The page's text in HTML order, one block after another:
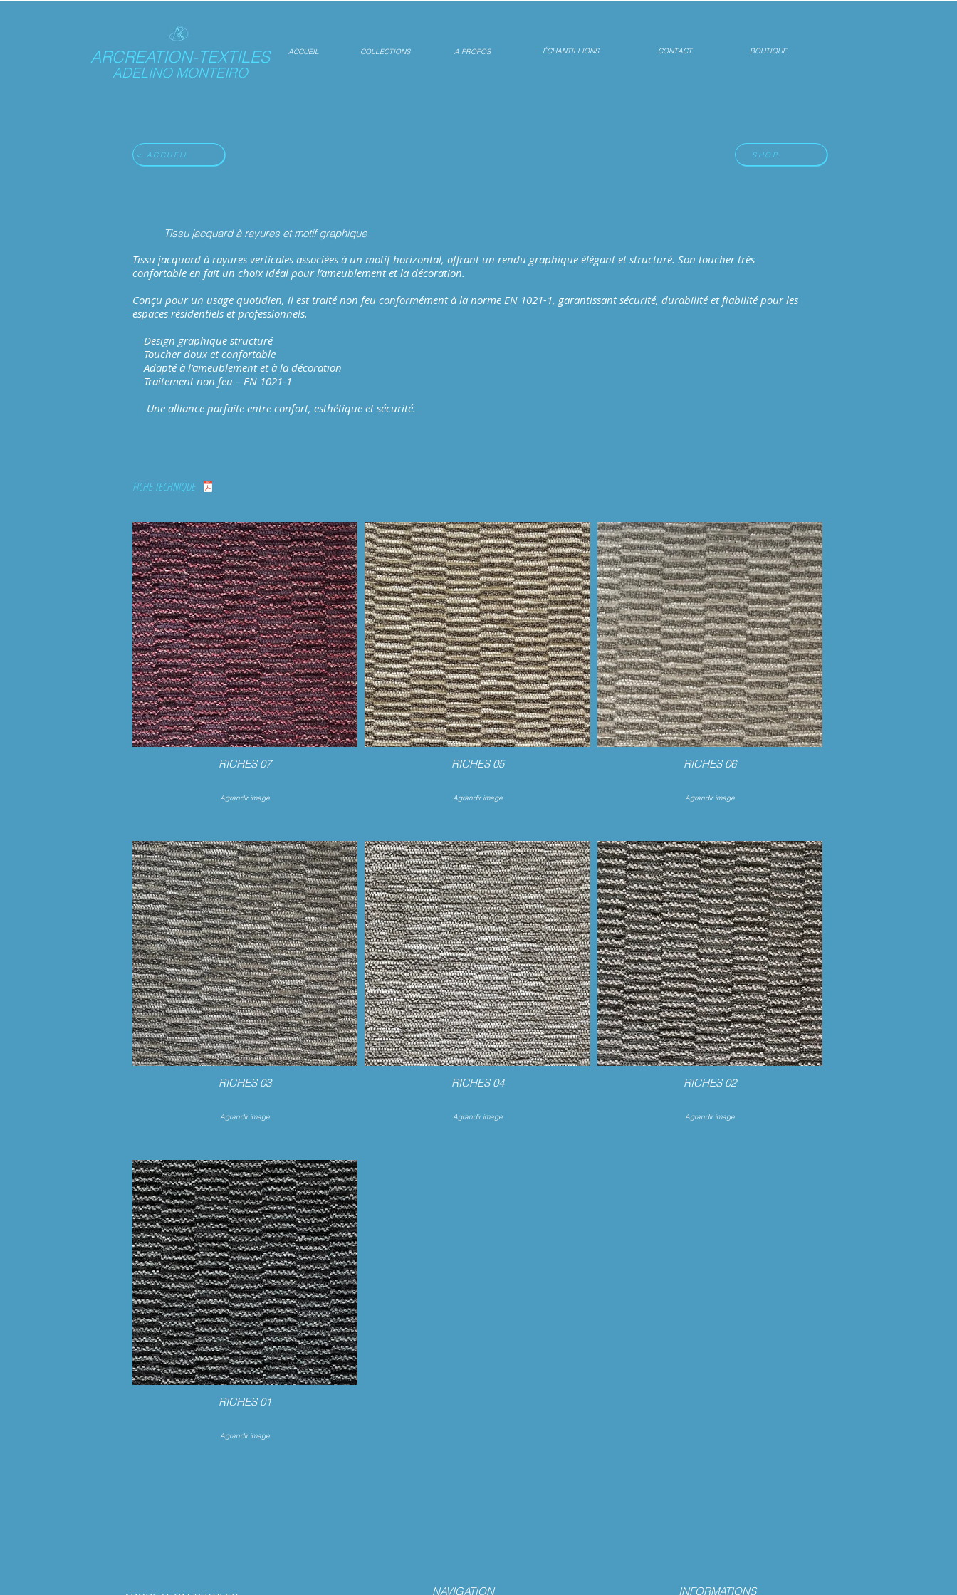
ARCREATION-TEXTILES
ADELINO MONTEIRO
ACCUEIL COLLECTIONS A PROPOS ÉCHANTILLIONS CONTACT BOUTIQUE
< ACCUEIL SHOP
Tissu jacquard à rayures et motif graphique
Tissu jacquard à rayures verticales associées à un motif horizontal, offrant un rendu graphique élégant et structuré. Son toucher très
confortable en fait un choix idéal pour l’ameublement et la décoration.
Conçu pour un usage quotidien, il est traité non feu conformément à la norme EN 1021-1, garantissant sécurité, durabilité et fiabilité pour les
espaces résidentiels et professionnels.
Design graphique structuré
Toucher doux et confortable
Adapté à l’ameublement et à la décoration
Traitement non feu – EN 1021-1
Une alliance parfaite entre confort, esthétique et sécurité.
FICHE TECHNIQUE
RICHES 07
Agrandir image
RICHES 05
Agrandir image
RICHES 06
Agrandir image
RICHES 03
Agrandir image
RICHES 04
Agrandir image
RICHES 02
Agrandir image
RICHES 01
Agrandir image
NAVIGATION INFORMATIONS